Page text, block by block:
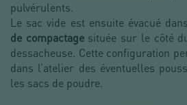
pulvérulents.
Le sac vide est ensuite évacué
de compactagesituée sur le côté
dessacheuse. Cette configuration
dans l’atelier des éventuelles
les sacs de poudre.